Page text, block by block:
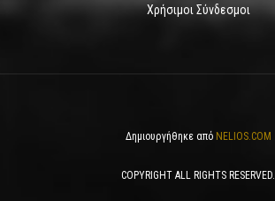
Χρήσιμοι Σύνδεσμοι
Δημιουργήθηκε από NELIOS.COM
COPYRIGHT ALL RIGHTS RESERVED.